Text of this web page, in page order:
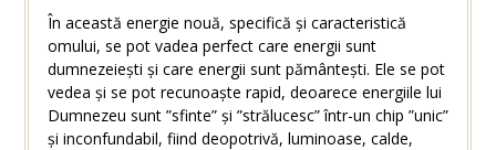
În această energie nouă, specifică și caracteristică
omului, se pot vadea perfect care energii sunt
dumnezeiești și care energii sunt pământești. Ele se pot
vedea și se pot recunoaște rapid, deoarece energiile lui
Dumnezeu sunt ”sfinte” și ”strălucesc” într-un chip ”unic”
și inconfundabil, fiind deopotrivă, luminoase, calde,